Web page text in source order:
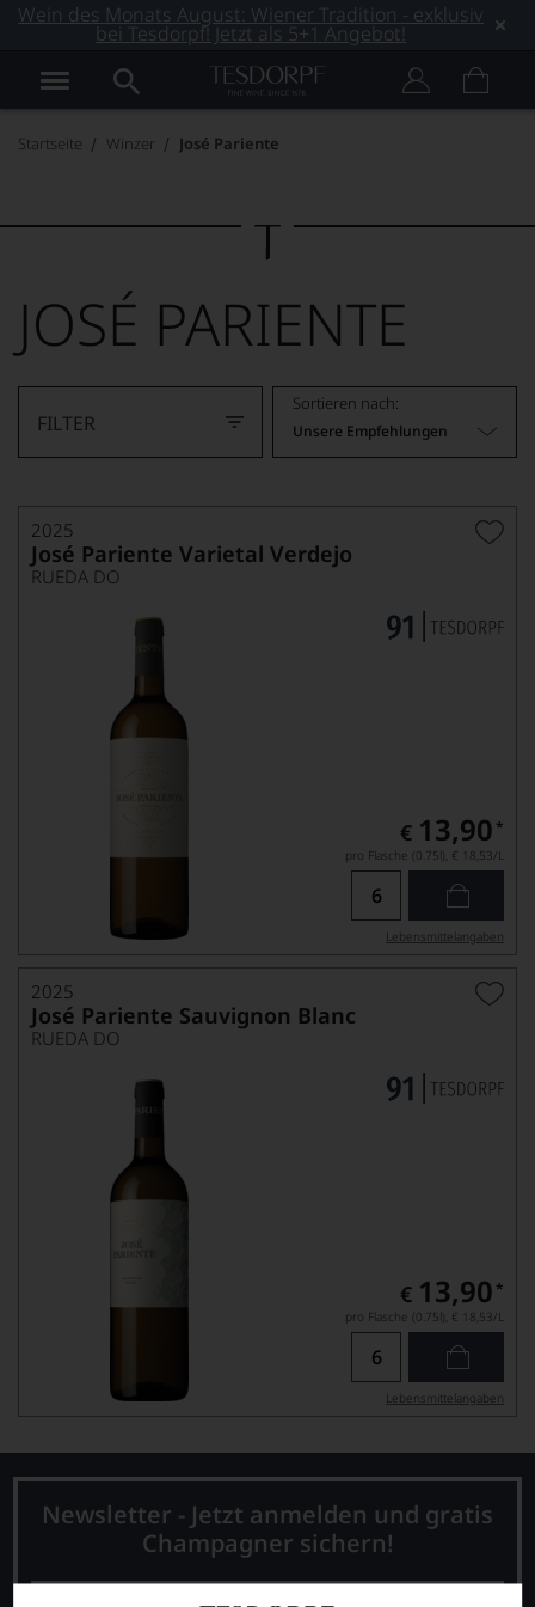
Wein des Monats August: Wiener Tradition - exklusiv
bei Tesdorpf! Jetzt als 5+1 Angebot!
Startseite Winzer José Pariente
JOSÉ PARIENTE
FILTER
Sortieren nach:
Unsere Empfehlungen
2025
José Pariente Varietal Verdejo
RUEDA DO
€ 13,90 *
pro Flasche (0.75l), € 18,53/L
Lebensmittel­angaben
2025
José Pariente Sauvignon Blanc
RUEDA DO
€ 13,90 *
pro Flasche (0.75l), € 18,53/L
Lebensmittel­angaben
Newsletter - Jetzt anmelden und gratis
Champagner sichern!